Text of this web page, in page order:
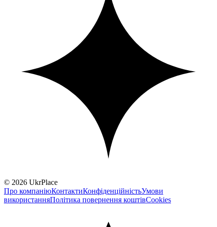
© 2026 UkrPlace
Про компаніюКонтактиКонфіденційністьУмови
використанняПолітика повернення коштівCookies